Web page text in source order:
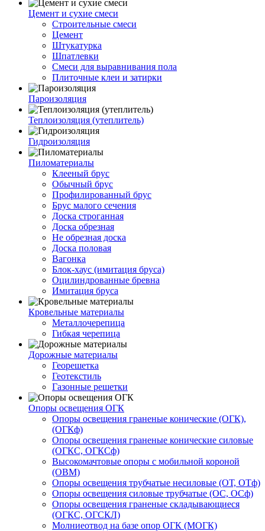
Цемент и сухие смеси
Строительные смеси
Цемент
Штукатурка
Шпатлевки
Смеси для выравнивания пола
Плиточные клеи и затирки
Пароизоляция
Теплоизоляция (утеплитель)
Гидроизоляция
Пиломатериалы
Клееный брус
Обычный брус
Профилированный брус
Брус малого сечения
Доска строганная
Доска обрезная
Не обрезная доска
Доска половая
Вагонка
Блок-хаус (имитация бруса)
Оцилиндрованные бревна
Имитация бруса
Кровельные материалы
Металлочерепица
Гибкая черепица
Дорожные материалы
Георешетка
Геотекстиль
Газонные решетки
Опоры освещения ОГК
Опоры освещения граненые конические (ОГК),
(ОГКф)
Опоры освещения граненые конические силовые
(ОГКС, ОГКСф)
Высокомачтовые опоры с мобильной короной
(ОВМ)
Опоры освещения трубчатые несиловые (ОТ, ОТф)
Опоры освещения силовые трубчатые (ОС, ОСф)
Опоры освещения граненые складывающиеся
(ОГКС, ОГСКЛ)
Молниеотвод на базе опор ОГК (МОГК)